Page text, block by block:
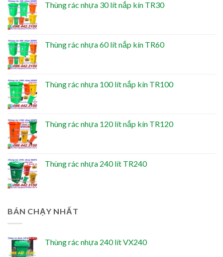
Thùng rác nhựa 30 lít nắp kín TR30
Thùng rác nhựa 60 lít nắp kín TR60
Thùng rác nhựa 100 lít nắp kín TR100
Thùng rác nhựa 120 lít nắp kín TR120
Thùng rác nhựa 240 lít TR240
BÁN CHẠY NHẤT
Thùng rác nhựa 240 lít VX240